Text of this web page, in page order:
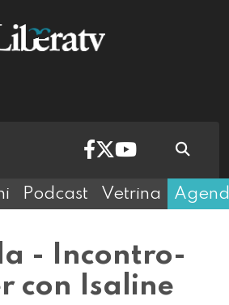
Podcast Vetrina
- Incontro-
con Isaline